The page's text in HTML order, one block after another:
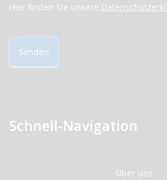
Hier finden Sie unsere
Senden
Schnell-Navigation
Über uns